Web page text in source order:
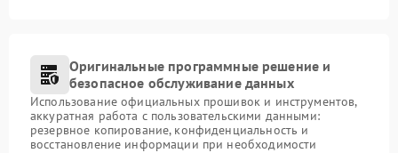
Оригинальные программные решение и
безопасное обслуживание данных
Использование официальных прошивок и инструментов,
аккуратная работа с пользовательскими данными:
резервное копирование, конфиденциальность и
восстановление информации при необходимости